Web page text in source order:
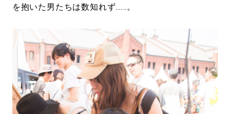
を抱いた男たちは数知れず……。